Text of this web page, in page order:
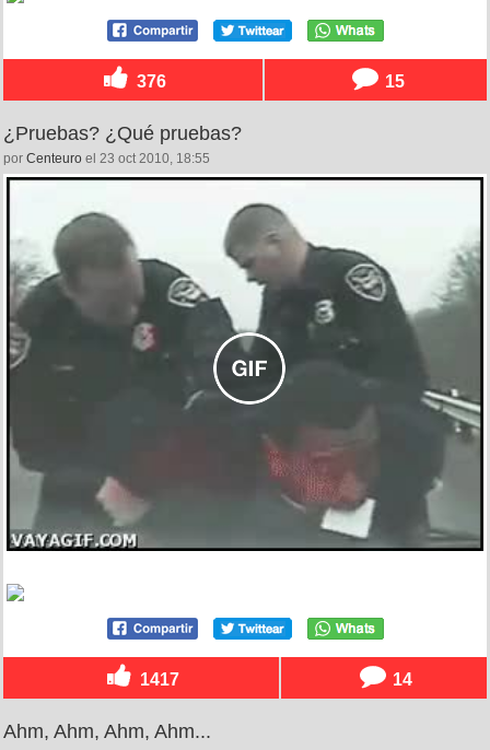
376 15
¿Pruebas? ¿Qué pruebas?
por Centeuro el 23 oct 2010, 18:55
1417 14
Ahm, Ahm, Ahm, Ahm...